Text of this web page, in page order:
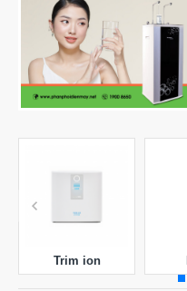
Trim ion